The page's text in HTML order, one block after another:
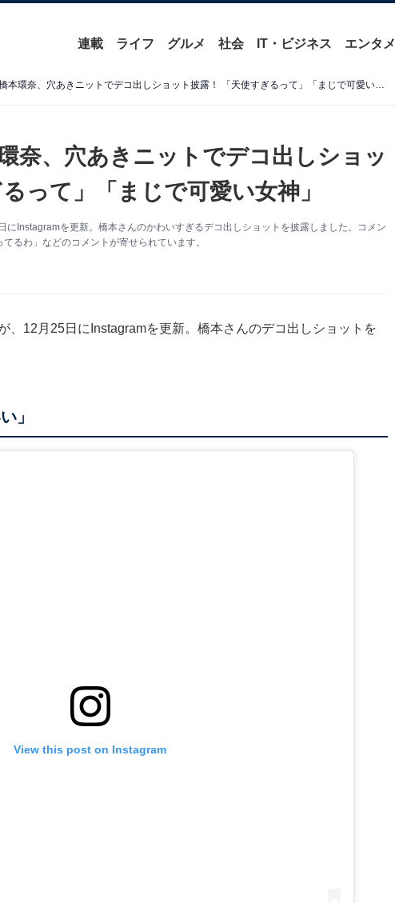
連載 ライフ グルメ 社会 IT・ビジネス エンタメ
「バブ可愛い」橋本環奈、穴あきニットでデコ出しショット披露！ 「天使すぎるって」「まじで可愛い女神」
奈、穴あきニットでデコ出しショッ
って」「まじで可愛い女神」
Instagramを更新。橋本さんのかわいすぎるデコ出しショットを披露しました。コメン
るわ」などのコメントが寄せられています。
、12月25日にInstagramを更新。橋本さんのデコ出しショットを
」
View this post on Instagram